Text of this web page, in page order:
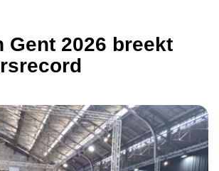
Gent 2026 breekt